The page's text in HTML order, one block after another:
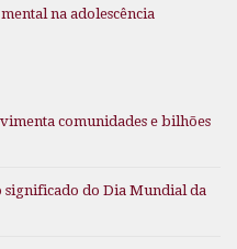
na adolescência
comunidades e bilhões
do Dia Mundial da